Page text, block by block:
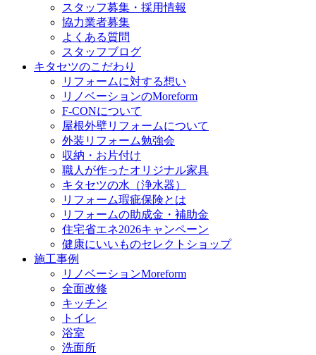
スタッフ募集・採用情報
協力業者募集
よくある質問
スタッフブログ
キタセツのこだわり
リフォームに対する想い
リノベーションのMoreform
F-CONについて
屋根外壁リフォームについて
外装リフォーム勉強会
収納・お片付け
職人が作ったオリジナル家具
キタセツの水（浄水器）
リフォーム瑕疵保険とは
リフォームの助成金・補助金
住宅省エネ2026キャンペーン
健康にいいものセレクトショップ
施工事例
リノベーションMoreform
全面改修
キッチン
トイレ
浴室
洗面所